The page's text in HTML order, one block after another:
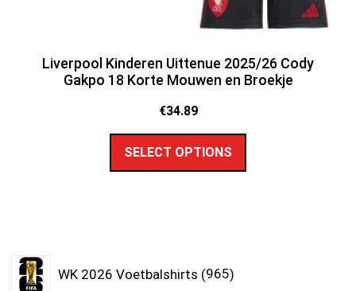
Liverpool Kinderen Uittenue 2025/26 Cody
Gakpo 18 Korte Mouwen en Broekje
€34.89
SELECT OPTIONS
WK 2026 Voetbalshirts 965